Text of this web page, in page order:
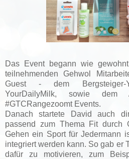
Das Event begann wie
teilnehmenden Gehwol
Guest - dem Bergsteiger-
YourDailyMilk, sowie dem
#GTCRangezoomt Events.
Danach startete David auch
passend zum Thema Fit durch
Gehen ein Sport für Jedermann
integriert werden kann. So gab er
dafür zu motivieren, zum